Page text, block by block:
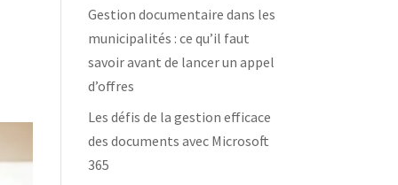
Gestion documentaire dans les
municipalités : ce qu’il faut
savoir avant de lancer un appel
d’offres
Les défis de la gestion efficace
des documents avec Microsoft
365